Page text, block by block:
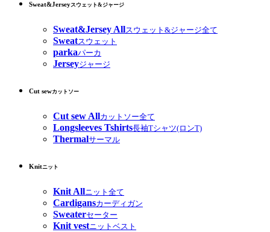
Sweat&Jerseyスウェット&ジャージ
Sweat&Jersey Allスウェット&ジャージ全て
Sweatスウェット
parkaパーカ
Jerseyジャージ
Cut sewカットソー
Cut sew Allカットソー全て
Longsleeves Tshirts長袖Tシャツ(ロンT)
Thermalサーマル
Knitニット
Knit Allニット全て
Cardigansカーディガン
Sweaterセーター
Knit vestニットベスト